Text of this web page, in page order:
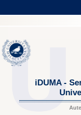
iDUMA -